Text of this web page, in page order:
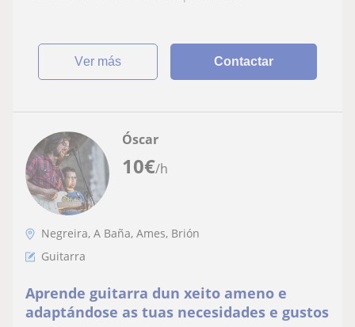
ver más Contactar
10€/h
Óscar
Negreira, A Baña, Ames, Brión
Guitarra
Aprende guitarra dun xeito ameno e
adaptándose as tuas necesidades e gustos